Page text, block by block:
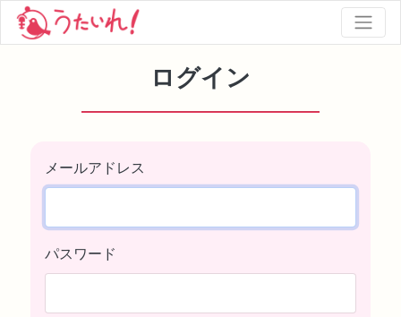
ログイン
メールアドレス
パスワード